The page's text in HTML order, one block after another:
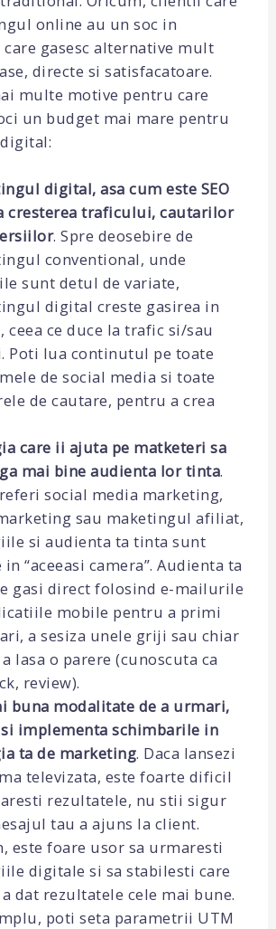
online au un soc in
gasesc alternative mult
directe si satisfacatoare.
multe motive pentru care
un budget mai mare pentru
digital, asa cum este SEO
cresterea traficului, cautarilor
. Spre deosebire de
conventional, unde
sunt detul de variate,
digital creste gasirea in
ceea ce duce la trafic si/sau
Poti lua continutul pe toate
de social media si toate
de cautare, pentru a crea
care ii ajuta pe matketeri sa
mai bine audienta lor tinta.
social media marketing,
sau maketingul afiliat,
si audienta ta tinta sunt
in “aceeasi camera”. Audienta ta
gasi direct folosind e-mailurile
mobile pentru a primi
a sesiza unele griji sau chiar
lasa o parere (cunoscuta ca
review).
buna modalitate de a urmari,
implementa schimbarile in
ta de marketing. Daca lansezi
televizata, este foarte dificil
rezultatele, nu stii sigur
tau a ajuns la client.
este foare usor sa urmaresti
digitale si sa stabilesti care
dat rezultatele cele mai bune.
poti seta parametrii UTM